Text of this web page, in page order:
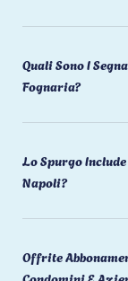
Quali Sono I
Fognaria?
Lo Spurgo
Napoli?
Offrite